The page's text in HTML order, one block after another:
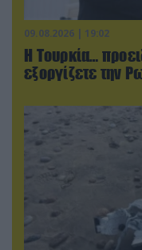
09.08.2026 | 19:02
Η Τουρκία…
εξοργίζετε την